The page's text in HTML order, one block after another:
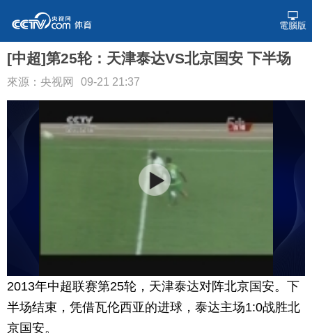
電腦版
[中超]第25轮：天津泰达VS北京国安 下半场
來源：央视网 09-21 21:37
2013年中超联赛第25轮，天津泰达对阵北京国安。下
半场结束，凭借瓦伦西亚的进球，泰达主场1:0战胜北
京国安。